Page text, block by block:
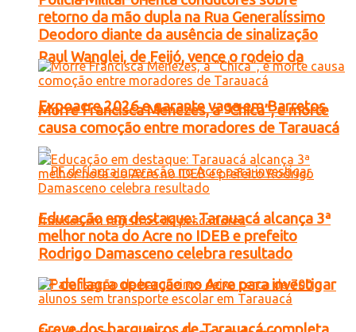
Raul Wanglei, de Feijó, vence o rodeio da
Expoacre 2026 e garante vaga em Barretos
PF deflagra operação no Acre para investigar
retorno da mão dupla na Rua Generalíssimo
Deodoro diante da ausência de sinalização
Morre Francisca Menezes, a “Chica”, e morte
causa comoção entre moradores de Tarauacá
Educação em destaque: Tarauacá alcança 3ª
melhor nota do Acre no IDEB e prefeito
Rodrigo Damasceno celebra resultado